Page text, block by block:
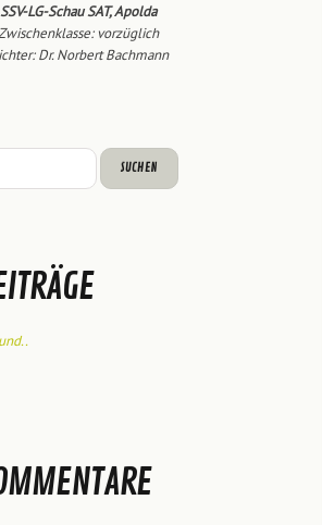
SSV-LG-Schau SAT, Apolda
vorzüglich
Dr. Norbert Bachmann